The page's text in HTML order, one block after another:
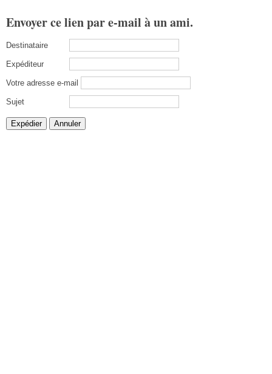
Envoyer ce lien par e-mail à un ami.
Destinataire
Expéditeur
Votre adresse e-mail
Sujet
Expédier Annuler